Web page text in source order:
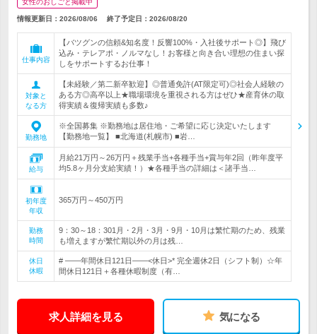
女性のおしごと掲載中
情報更新日：2026/08/06 終了予定日： 2026/08/20
仕事内容
【バツグンの信頼&知名度！反響100%・入社後サポート◎】飛び
込み・テレアポ・ノルマなし！お客様と向き合い理想の住まい探
しをサポートするお仕事！
対象と
なる方
【未経験／第二新卒歓迎】◎普通免許(AT限定可)◎社会人経験の
ある方◎高卒以上★職場環境を重視される方はぜひ★産育休の取
得実績＆復帰実績も多数♪
勤務地
※全国募集 ※勤務地は居住地・ご希望に応じ決定いたします
【勤務地一覧】 ■北海道(札幌市) ■岩…
給与
月給21万円～26万円＋残業手当+各種手当+賞与年2回（昨年度平
均5.8ヶ月分支給実績！）★各種手当の詳細は＜諸手当…
初年度
年収
365万円～450万円
勤務
時間
9：30～18：301月・2月・3月・9月・10月は繁忙期のため、残業
も増えますが繁忙期以外の月は残…
休日
休暇
# ――年間休日121日――<休日>* 完全週休2日（シフト制）☆年
間休日121日＋各種休暇制度（有…
求人詳細を見る 気になる